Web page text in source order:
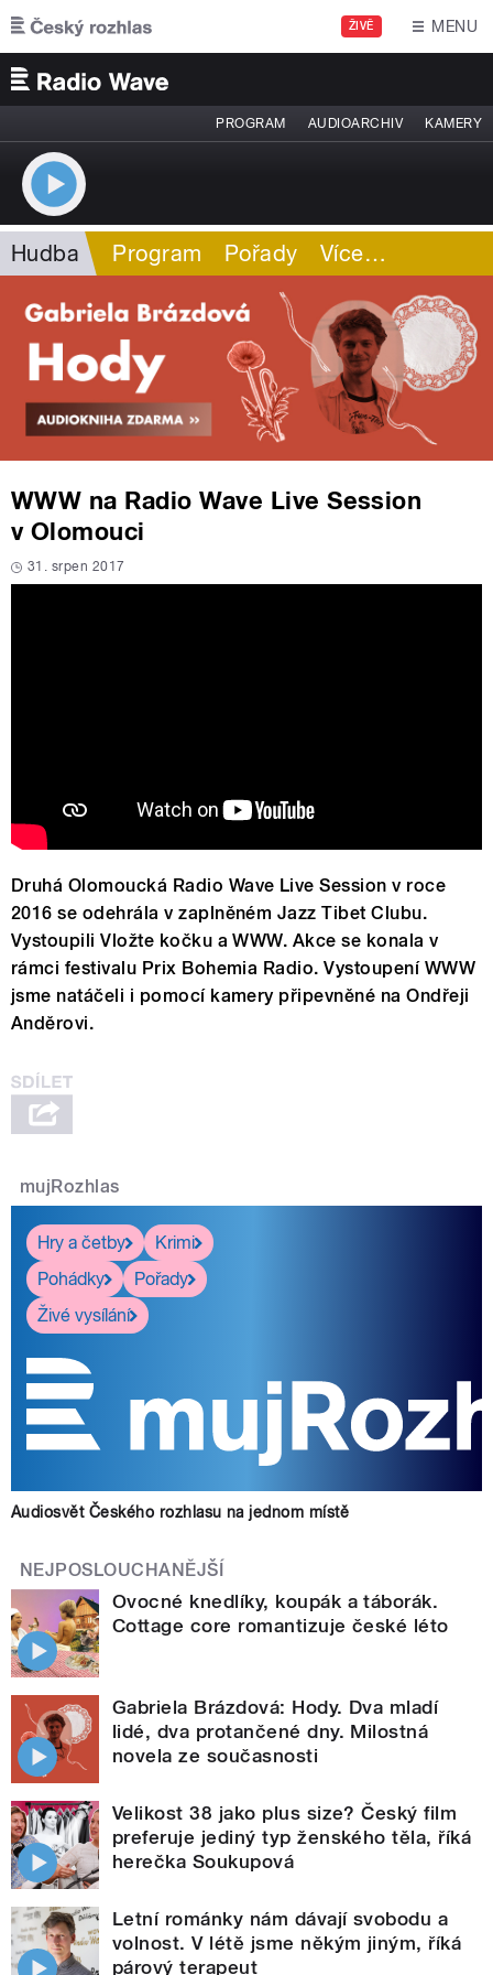
Přejít k hlavnímu obsahu
ŽIVĚ MENU
PROGRAM AUDIOARCHIV KAMERY
Hudba Program Pořady Více…
WWW na Radio Wave Live Session
v Olomouci
31. srpen 2017
Druhá Olomoucká Radio Wave Live Session v roce
2016 se odehrála v zaplněném Jazz Tibet Clubu.
Vystoupili Vložte kočku a WWW. Akce se konala v
rámci festivalu Prix Bohemia Radio. Vystoupení WWW
jsme natáčeli i pomocí kamery připevněné na Ondřeji
Anděrovi.
mujRozhlas
Hry a četby
Krimi
Pohádky
Pořady
Živé vysílání
Audiosvět Českého rozhlasu na jednom místě
NEJPOSLOUCHANĚJŠÍ
Ovocné knedlíky, koupák a táborák.
Cottage core romantizuje české léto
Gabriela Brázdová: Hody. Dva mladí
lidé, dva protančené dny. Milostná
novela ze současnosti
Velikost 38 jako plus size? Český film
preferuje jediný typ ženského těla, říká
herečka Soukupová
Letní románky nám dávají svobodu a
volnost. V létě jsme někým jiným, říká
párový terapeut